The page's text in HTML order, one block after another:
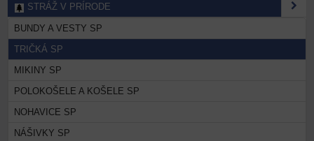
STRÁŽ V PRÍRODE
BUNDY A VESTY SP
TRIČKÁ SP
MIKINY SP
POLOKOŠELE A KOŠELE SP
NOHAVICE SP
NÁŠIVKY SP